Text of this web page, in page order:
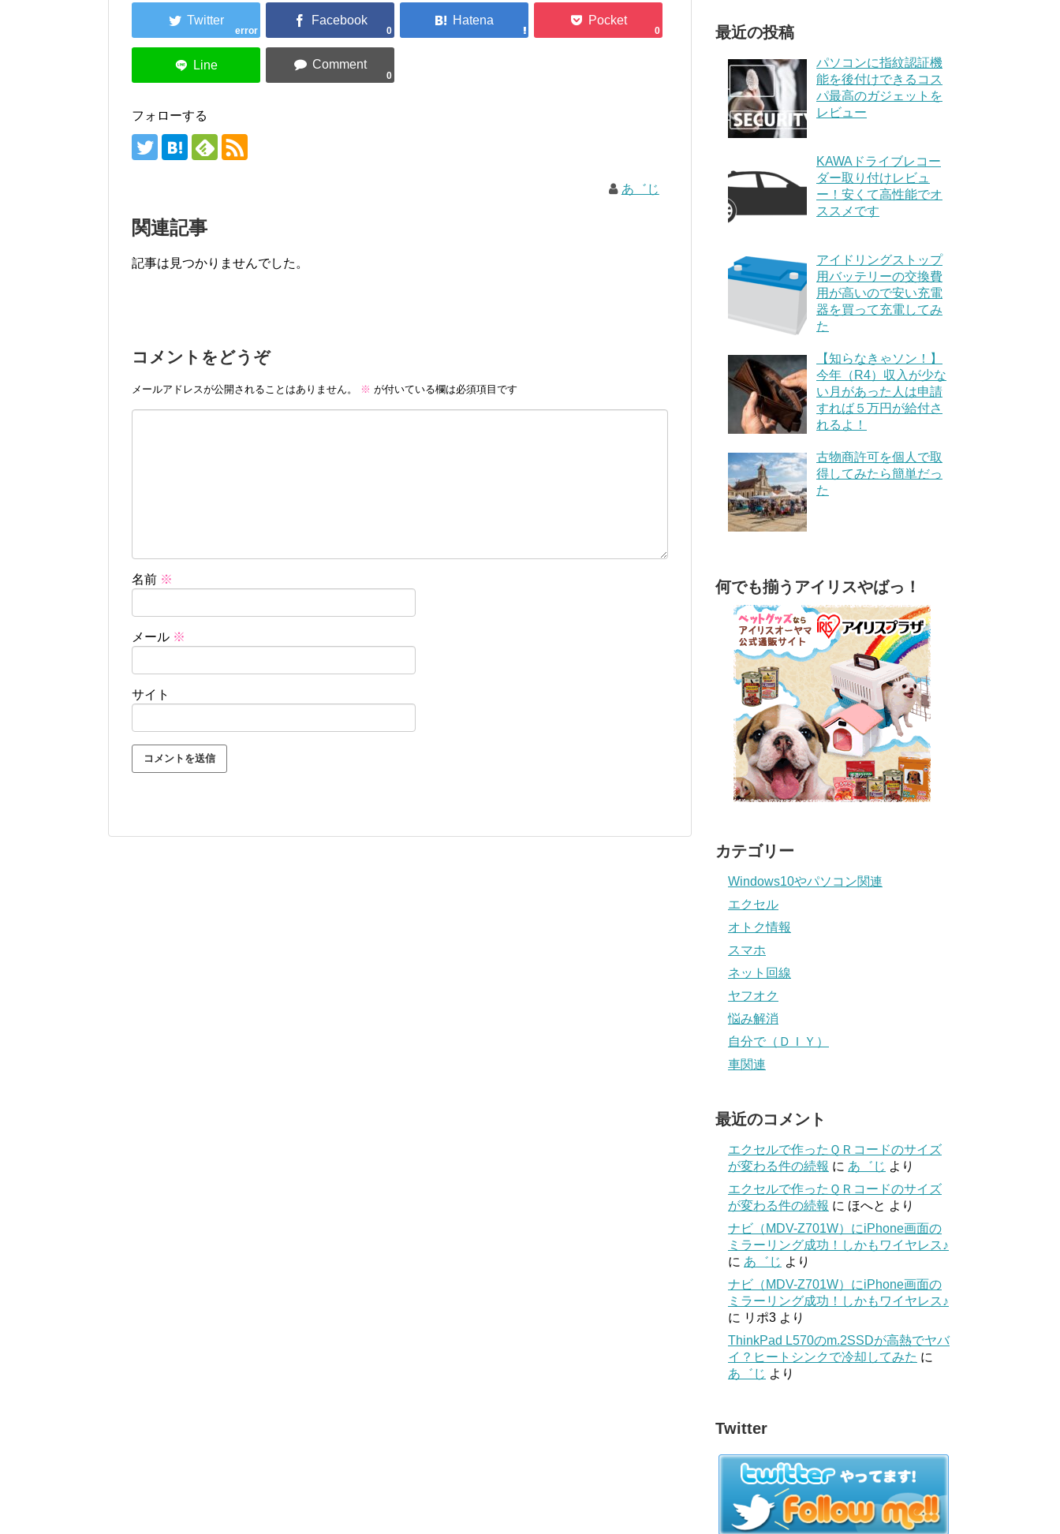
error 0 0
0
フォローする
あ゛じ
関連記事
記事は見つかりませんでした。
コメントをどうぞ
メールアドレスが公開されることはありません。 ※ が付いている欄は必須項目です
名前 ※
メール ※
サイト
最近の投稿
パソコンに指紋認証機
能を後付けできるコス
パ最高のガジェットを
レビュー
KAWAドライブレコー
ダー取り付けレビュ
ー！安くて高性能でオ
ススメです
アイドリングストップ
用バッテリーの交換費
用が高いので安い充電
器を買って充電してみ
た
【知らなきゃソン！】
今年（R4）収入が少な
い月があった人は申請
すれば５万円が給付さ
れるよ！
古物商許可を個人で取
得してみたら簡単だっ
た
何でも揃うアイリスやばっ！
カテゴリー
Windows10やパソコン関連
エクセル
オトク情報
スマホ
ネット回線
ヤフオク
悩み解消
自分で（ＤＩＹ）
車関連
最近のコメント
エクセルで作ったＱＲコードのサイズ
が変わる件の続報 に あ゛じ より
エクセルで作ったＱＲコードのサイズ
が変わる件の続報 に ほへと より
ナビ（MDV-Z701W）にiPhone画面の
ミラーリング成功！しかもワイヤレス♪
に あ゛じ より
ナビ（MDV-Z701W）にiPhone画面の
ミラーリング成功！しかもワイヤレス♪
に リポ3 より
ThinkPad L570のm.2SSDが高熱でヤバ
イ？ヒートシンクで冷却してみた に
あ゛じ より
Twitter